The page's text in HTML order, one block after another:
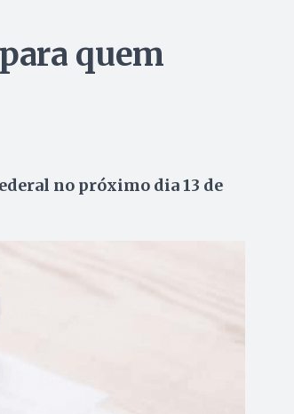
quem
no próximo dia 13 de